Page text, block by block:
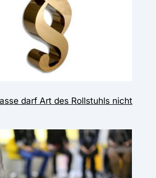
darf Art des Rollstuhls nicht